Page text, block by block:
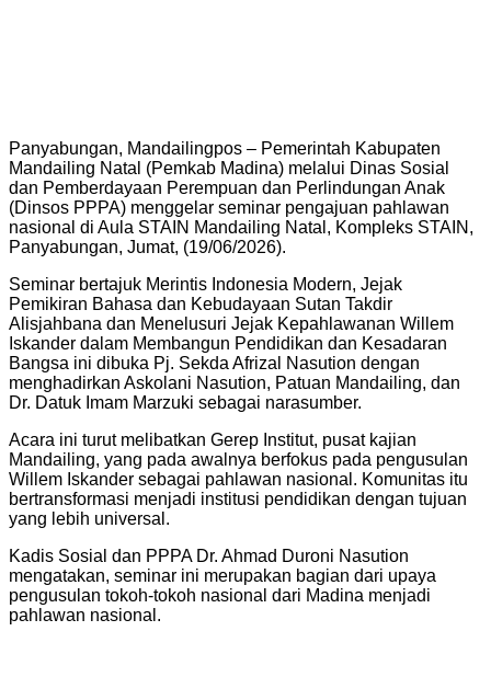
Panyabungan, Mandailingpos – Pemerintah Kabupaten
Mandailing Natal (Pemkab Madina) melalui Dinas Sosial
dan Pemberdayaan Perempuan dan Perlindungan Anak
(Dinsos PPPA) menggelar seminar pengajuan pahlawan
nasional di Aula STAIN Mandailing Natal, Kompleks STAIN,
Panyabungan, Jumat, (19/06/2026).
Seminar bertajuk Merintis Indonesia Modern, Jejak
Pemikiran Bahasa dan Kebudayaan Sutan Takdir
Alisjahbana dan Menelusuri Jejak Kepahlawanan Willem
Iskander dalam Membangun Pendidikan dan Kesadaran
Bangsa ini dibuka Pj. Sekda Afrizal Nasution dengan
menghadirkan Askolani Nasution, Patuan Mandailing, dan
Dr. Datuk Imam Marzuki sebagai narasumber.
Acara ini turut melibatkan Gerep Institut, pusat kajian
Mandailing, yang pada awalnya berfokus pada pengusulan
Willem Iskander sebagai pahlawan nasional. Komunitas itu
bertransformasi menjadi institusi pendidikan dengan tujuan
yang lebih universal.
Kadis Sosial dan PPPA Dr. Ahmad Duroni Nasution
mengatakan, seminar ini merupakan bagian dari upaya
pengusulan tokoh-tokoh nasional dari Madina menjadi
pahlawan nasional.